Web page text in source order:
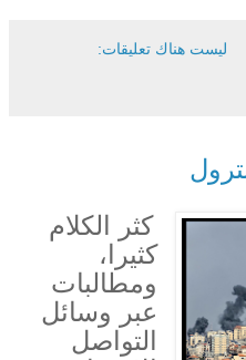
ليست هناك تعليقات:
كثر الكلام
كثيرا،
ومطالبات
عبر وسائل
التواصل